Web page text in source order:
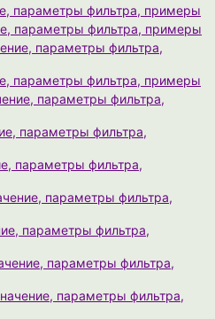
параметры фильтра, примеры
параметры фильтра, примеры
параметры фильтра,
параметры фильтра, примеры
параметры фильтра,
параметры фильтра,
параметры фильтра,
параметры фильтра,
параметры фильтра,
параметры фильтра,
параметры фильтра,